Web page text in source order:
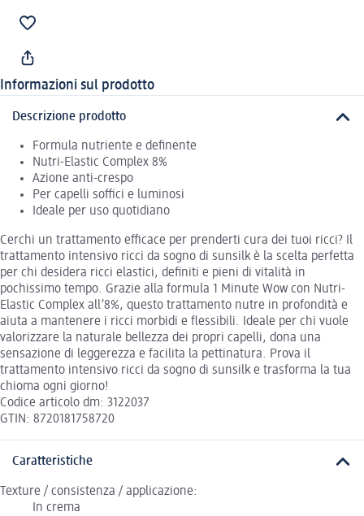
Informazioni sul prodotto
Descrizione prodotto
Formula nutriente e definente
Nutri-Elastic Complex 8%
Azione anti-crespo
Per capelli soffici e luminosi
Ideale per uso quotidiano
Cerchi un trattamento efficace per prenderti cura dei tuoi ricci? Il
trattamento intensivo ricci da sogno di sunsilk è la scelta perfetta
per chi desidera ricci elastici, definiti e pieni di vitalità in
pochissimo tempo. Grazie alla formula 1 Minute Wow con Nutri-
Elastic Complex all’8%, questo trattamento nutre in profondità e
aiuta a mantenere i ricci morbidi e flessibili. Ideale per chi vuole
valorizzare la naturale bellezza dei propri capelli, dona una
sensazione di leggerezza e facilita la pettinatura. Prova il
trattamento intensivo ricci da sogno di sunsilk e trasforma la tua
chioma ogni giorno!
Codice articolo dm: 3122037
GTIN: 8720181758720
Caratteristiche
Texture / consistenza / applicazione:
In crema